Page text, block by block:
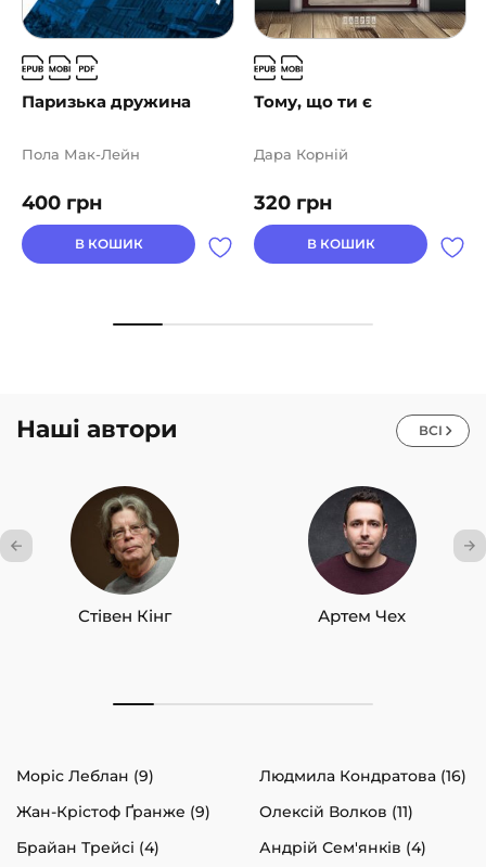
Паризька дружина
400 грн
Пола Мак-Лейн
В КОШИК
Тому, що ти є
320 грн
Дара Корній
В КОШИК
Наші автори ВСІ
Стівен Кінг Артем Чех
Моріс Леблан (9)
Людмила Кондратова (16)
Жан-Крістоф Ґранже (9)
Олексій Волков (11)
Брайан Трейсі (4)
Андрій Сем'янків (4)